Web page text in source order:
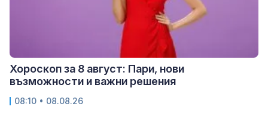
Хороскоп за 8 август: Пари, нови
възможности и важни решения
08:10 • 08.08.26